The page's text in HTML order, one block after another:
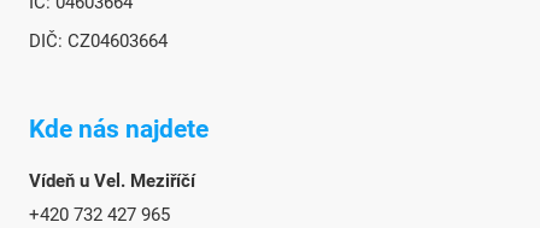
DIČ: CZ04603664
Kde nás najdete
Vídeň u Vel. Meziříčí
+420 732 427 965